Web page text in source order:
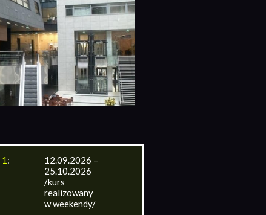
1:
12.09.2026 –
25.10.2026
/kurs
realizowany
w weekendy/